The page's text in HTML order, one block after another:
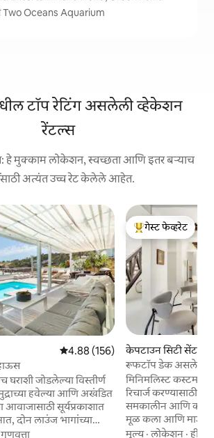
Oceans Aquarium
टॉप रेटिंग असलेली व्हेकेशन
रेंटल्स
मुक्काम लोकेशन, स्वच्छता आणि इतर बऱ्याच
अत्यंत उच्च रेट केलेले आहेत.
5 पैकी 4.88 सरासरी रेटिंग, 156 रिव्ह्यूज
4.88 (156)
घराशी जोडलेल्या विस्तीर्ण
हवेल्या आणि अखंडित
आवाजासाठी सूर्यप्रकाशात
दोन लाउंज भागांच्या
जागांमध्ये पसरलेले -
टॉप गेस्ट फेव्हरेट
गेस्ट फेव्हरेट
केपटाउन सिटी सेंटर
हाऊस
रूफटॉप डेक असलेले
टाऊनहाऊस
मिनिमलिस्ट कस्टम
रिचार्ज करण्यासाठी
समकालीन आणि
मूळ कला आणि माऊंटन
आरामदायक जागेत
मूल्य·लोकेशन ·हीटिंग